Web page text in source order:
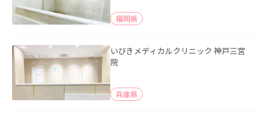
福岡県
いびきメディカルクリニック 神戸三宮
院
兵庫県